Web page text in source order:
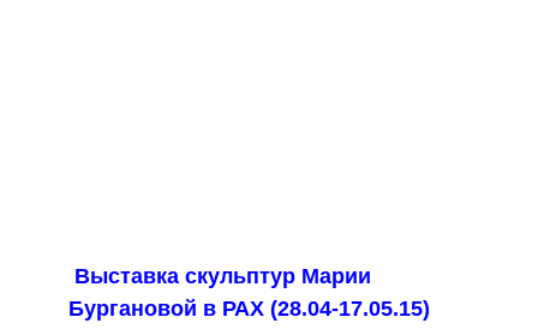
Выставка скульптур Марии
Бургановой в РАХ (28.04-17.05.15)